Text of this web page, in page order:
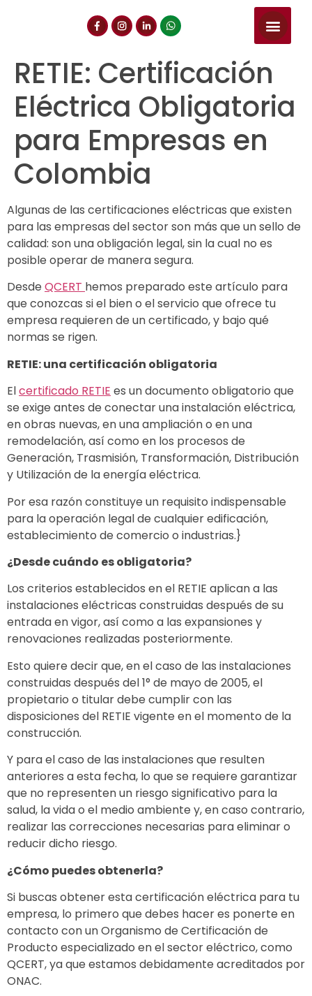
RETIE: Certificación
Eléctrica Obligatoria
para Empresas en
Colombia
Algunas de las certificaciones eléctricas que existen
para las empresas del sector son más que un sello de
calidad: son una obligación legal, sin la cual no es
posible operar de manera segura.
Desde QCERT hemos preparado este artículo para
que conozcas si el bien o el servicio que ofrece tu
empresa requieren de un certificado, y bajo qué
normas se rigen.
RETIE: una certificación obligatoria
Elcertificado RETIE es un documento obligatorio que
se exige antes de conectar una instalación eléctrica,
en obras nuevas, en una ampliación o en una
remodelación, así como en los procesos de
Generación, Trasmisión, Transformación, Distribución
y Utilización de la energía eléctrica.
Por esa razón constituye un requisito indispensable
para la operación legal de cualquier edificación,
establecimiento de comercio o industrias.}
¿Desde cuándo es obligatoria?
Los criterios establecidos en el RETIE aplican a las
instalaciones eléctricas construidas después de su
entrada en vigor, así como a las expansiones y
renovaciones realizadas posteriormente.
Esto quiere decir que, en el caso de las instalaciones
construidas después del 1° de mayo de 2005, el
propietario o titular debe cumplir con las
disposiciones del RETIE vigente en el momento de la
construcción.
Y para el caso de las instalaciones que resulten
anteriores a esta fecha, lo que se requiere garantizar
que no representen un riesgo significativo para la
salud, la vida o el medio ambiente y, en caso contrario,
realizar las correcciones necesarias para eliminar o
reducir dicho riesgo.
¿Cómo puedes obtenerla?
Si buscas obtener esta certificación eléctrica para tu
empresa, lo primero que debes hacer es ponerte en
contacto con un Organismo de Certificación de
Producto especializado en el sector eléctrico, como
QCERT, ya que estamos debidamente acreditados por
ONAC.